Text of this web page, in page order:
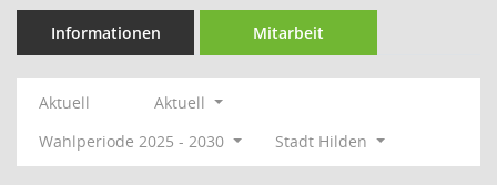
Informationen Mitarbeit
Aktuell
Aktuell
Wahlperiode 2025 - 2030
Stadt Hilden